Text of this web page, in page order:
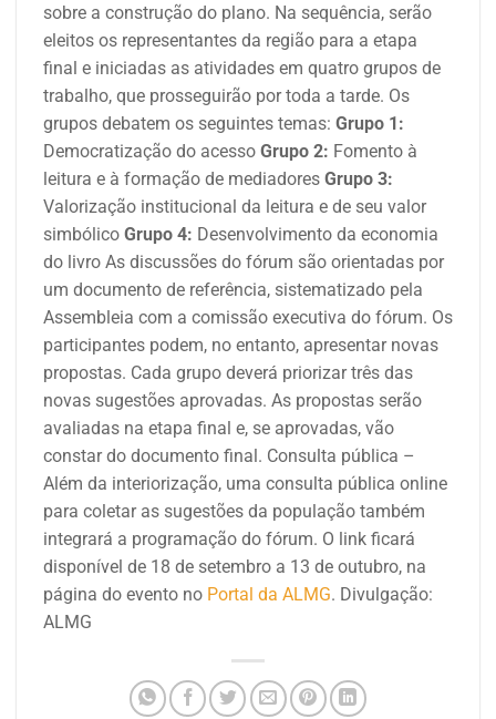
sobre a construção do plano. Na sequência, serão
eleitos os representantes da região para a etapa
final e iniciadas as atividades em quatro grupos de
trabalho, que prosseguirão por toda a tarde. Os
grupos debatem os seguintes temas: Grupo 1:
Democratização do acesso Grupo 2: Fomento à
leitura e à formação de mediadores Grupo 3:
Valorização institucional da leitura e de seu valor
simbólico Grupo 4: Desenvolvimento da economia
do livro As discussões do fórum são orientadas por
um documento de referência, sistematizado pela
Assembleia com a comissão executiva do fórum. Os
participantes podem, no entanto, apresentar novas
propostas. Cada grupo deverá priorizar três das
novas sugestões aprovadas. As propostas serão
avaliadas na etapa final e, se aprovadas, vão
constar do documento final. Consulta pública –
Além da interiorização, uma consulta pública online
para coletar as sugestões da população também
integrará a programação do fórum. O link ficará
disponível de 18 de setembro a 13 de outubro, na
página do evento no Portal da ALMG. Divulgação:
ALMG